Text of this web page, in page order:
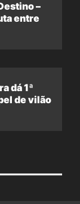
–
entre
dá 1ª
de vilão